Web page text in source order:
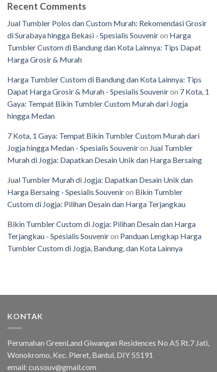
Recent Comments
Jual Tumbler Polos dan Custom Murah: Rekomendasi Grosir
di Surabaya hingga Bekasi - Spesialis Souveniron Harga
Tumbler Custom di Bandung dan Kota Lainnya: Tips Dapat
Harga Grosir & Murah
Harga Tumbler Custom di Bandung dan Kota Lainnya: Tips
Dapat Harga Grosir & Murah - Spesialis Souveniron 7 Kota, 1
Gaya: Tempat Bikin Tumbler Custom Murah dari Jogja
hingga Medan
7 Kota, 1 Gaya: Tempat Bikin Tumbler Custom Murah dari
Jogja hingga Medan - Spesialis Souveniron Jual Tumbler
Murah di Jogja: Dapatkan Desain Unik dan Harga Bersaing
Jual Tumbler Murah di Jogja: Dapatkan Desain Unik dan
Harga Bersaing - Spesialis Souveniron Bikin Tumbler
Custom di Jogja: Pilihan Desain dan Harga Terjangkau
Bikin Tumbler Custom di Jogja: Pilihan Desain dan Harga
Terjangkau - Spesialis Souveniron Panduan Lengkap Harga
Tumbler Custom di Jogja, Bandung, dan Kota Lainnya
KONTAK
Perumahan GreenLand Giwangan Residences No A5 Rt.7 Jati,
Wonokromo, Kec. Pleret, Bantul, DIY 55191
email: cussouv@gmail.com